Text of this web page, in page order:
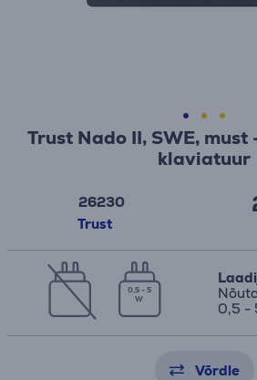
Trust Nado II, SWE,
klaviatuur
26230
Trust
0,5 - 5
W
0,5 -
Võrdle